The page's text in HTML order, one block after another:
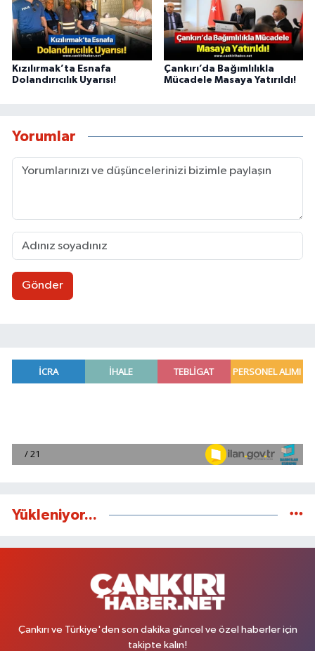
Kızılırmak’ta Esnafa
Dolandırıcılık Uyarısı!
Çankırı’da Bağımlılıkla
Mücadele Masaya Yatırıldı!
Yorumlar
Gönder
Yükleniyor...
Çankırı ve Türkiye'den son dakika güncel ve özel haberler için
takipte kalın!